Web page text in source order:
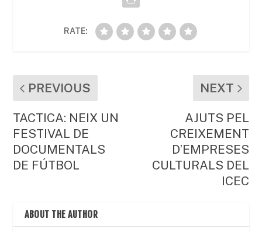
RATE:
PREVIOUS
TACTICA: NEIX UN
FESTIVAL DE
DOCUMENTALS
DE FÚTBOL
NEXT
AJUTS PEL
CREIXEMENT
D’EMPRESES
CULTURALS DEL
ICEC
ABOUT THE AUTHOR